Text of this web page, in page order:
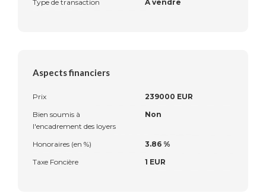
Type de transaction
A vendre
Aspects financiers
Prix
239000 EUR
Bien soumis à
l'encadrement des loyers
Non
Honoraires (en %)
3.86 %
Taxe Foncière
1 EUR